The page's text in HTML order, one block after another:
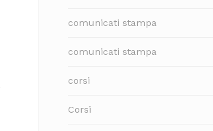
comunicati stampa
comunicati stampa
corsi
Corsi